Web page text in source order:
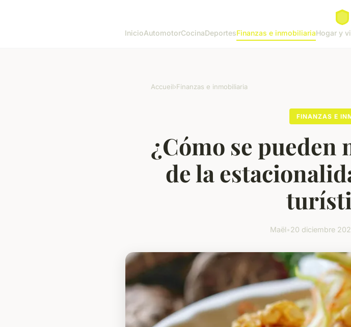
InicioAutomotorCocinaDeportesFinanzas e inmobiliariaHogar y
Accueil›Finanzas e inmobiliaria
FINANZAS E
¿Cómo se pueden
de la
Maël•20 diciembre